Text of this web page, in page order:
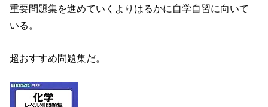
重要問題集を進めていくよりはるかに自学自習に向いて
いる。
超おすすめ問題集だ。